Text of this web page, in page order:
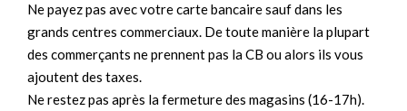
Ne payez pas avec votre carte bancaire sauf dans les
grands centres commerciaux. De toute manière la plupart
des commerçants ne prennent pas la CB ou alors ils vous
ajoutent des taxes.
Ne restez pas après la fermeture des magasins (16-17h).